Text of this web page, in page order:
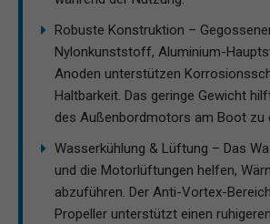
Robuste Konstruktion –
Nylonkunststoff, Aluminium-
Anoden unterstützen
Haltbarkeit. Das geringe Gewicht
des Außenbordmotors am Boot zu
Wasserkühlung & Lüftung – Das
und die Motorlüftungen helfen,
abzuführen. Der Anti-Vortex-
Propeller unterstützt einen